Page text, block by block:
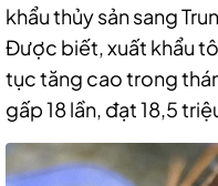
khẩu thủy sản sang
Được biết, xuất khẩu
tục tăng cao trong
gấp 18 lần, đạt 18,5